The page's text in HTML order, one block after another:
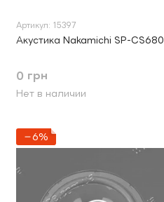
Артикул: 15397
Акустика Nakamichi SP-CS680
0 грн
Нет в наличии
−6%